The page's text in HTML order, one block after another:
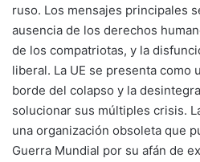
ruso. Los mensajes principales
ausencia de los derechos
de los compatriotas, y la
liberal. La UE se presenta como
borde del colapso y la
solucionar sus múltiples crisis.
una organización obsoleta que
Guerra Mundial por su afán de